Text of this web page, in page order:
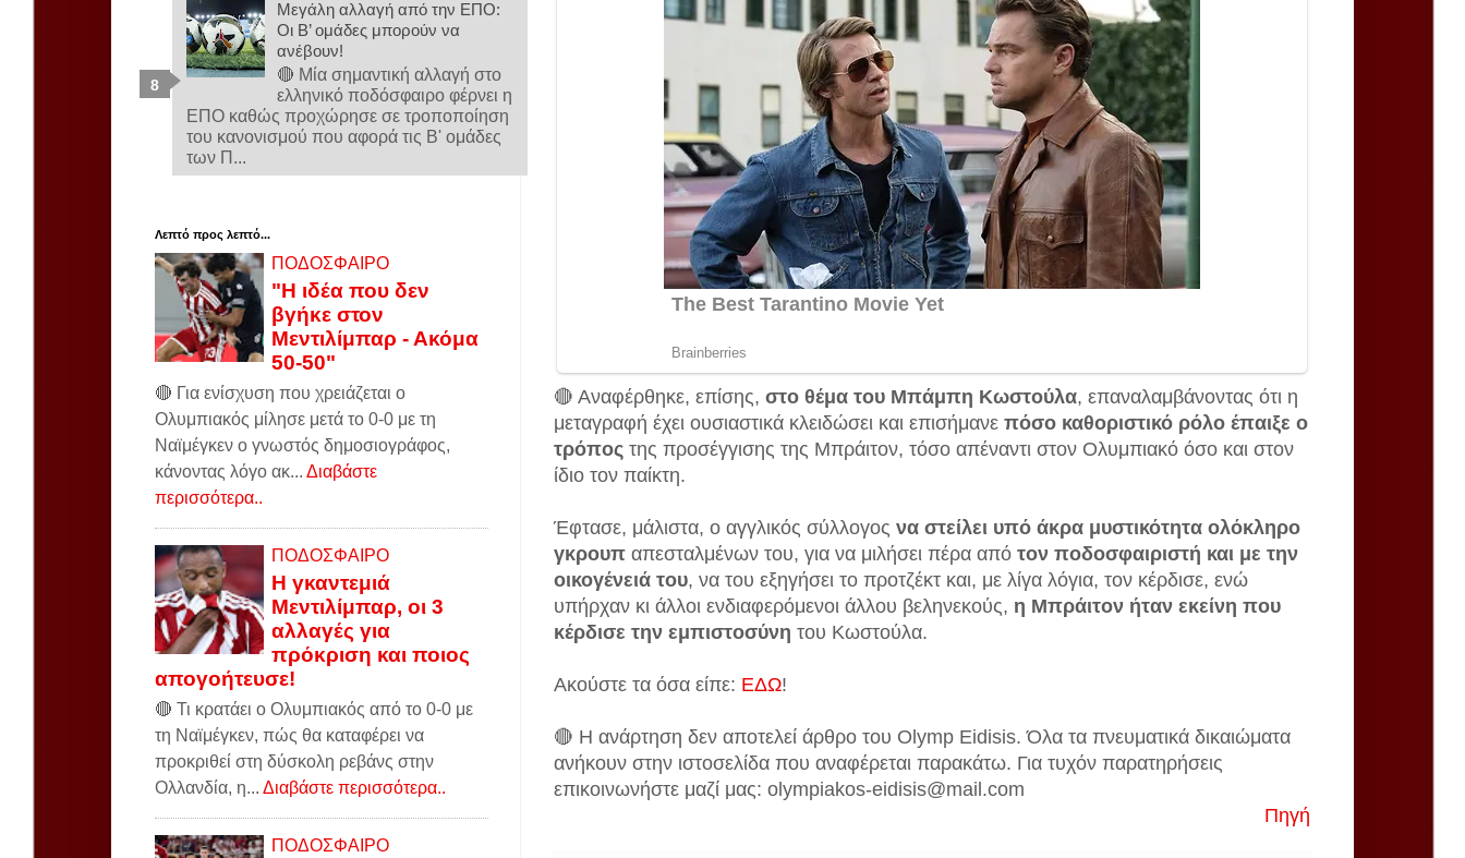
🔴 Αναφέρθηκε, επίσης, στο θέμα του Μπάμπη Κωστούλα, επαναλαμβάνοντας ότι η
μεταγραφή έχει ουσιαστικά κλειδώσει και επισήμανε πόσο καθοριστικό ρόλο έπαιξε ο
τρόπος της προσέγγισης της Μπράιτον, τόσο απέναντι στον Ολυμπιακό όσο και στον
ίδιο τον παίκτη.
Έφτασε, μάλιστα, ο αγγλικός σύλλογος να στείλει υπό άκρα μυστικότητα ολόκληρο
γκρουπ απεσταλμένων του, για να μιλήσει πέρα από τον ποδοσφαιριστή και με την
οικογένειά του, να του εξηγήσει το προτζέκτ και, με λίγα λόγια, τον κέρδισε, ενώ
υπήρχαν κι άλλοι ενδιαφερόμενοι άλλου βεληνεκούς, η Μπράιτον ήταν εκείνη που
κέρδισε την εμπιστοσύνη του Κωστούλα.
Ακούστε τα όσα είπε: ΕΔΩ!
🔴 Η ανάρτηση δεν αποτελεί άρθρο του Olymp Eidisis. Όλα τα πνευματικά δικαιώματα
ανήκουν στην ιστοσελίδα που αναφέρεται παρακάτω. Για τυχόν παρατηρήσεις
επικοινωνήστε μαζί μας: olympiakos-eidisis@mail.com
Πηγή
Μεγάλη αλλαγή από την ΕΠΟ:
Οι Β’ ομάδες μπορούν να
ανέβουν!
🔴 Μία σημαντική αλλαγή στο
ελληνικό ποδόσφαιρο φέρνει η
ΕΠΟ καθώς προχώρησε σε τροποποίηση
του κανονισμού που αφορά τις Β' ομάδες
των Π...
Λεπτό προς λεπτό...
ΠΟΔΟΣΦΑΙΡΟ
"Η ιδέα που δεν
βγήκε στον
Μεντιλίμπαρ - Ακόμα
50-50"
🔴 Για ενίσχυση που χρειάζεται ο
Ολυμπιακός μίλησε μετά το 0-0 με τη
Ναϊμέγκεν ο γνωστός δημοσιογράφος,
κάνοντας λόγο ακ... Διαβάστε
περισσότερα..
ΠΟΔΟΣΦΑΙΡΟ
Η γκαντεμιά
Μεντιλίμπαρ, οι 3
αλλαγές για
πρόκριση και ποιος
απογοήτευσε!
🔴 Τι κρατάει ο Ολυμπιακός από το 0-0 με
τη Ναϊμέγκεν, πώς θα καταφέρει να
προκριθεί στη δύσκολη ρεβάνς στην
Ολλανδία, η... Διαβάστε περισσότερα..
ΠΟΔΟΣΦΑΙΡΟ